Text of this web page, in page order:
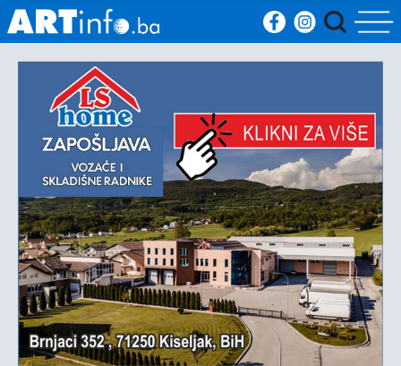
Početna
Vijesti
Sport
Kultura
Crna
kronika
Politika